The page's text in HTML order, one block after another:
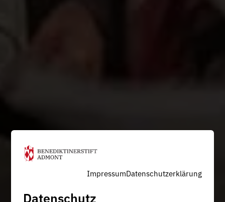
ImpressumDatenschutzerklärung
Datenschutz